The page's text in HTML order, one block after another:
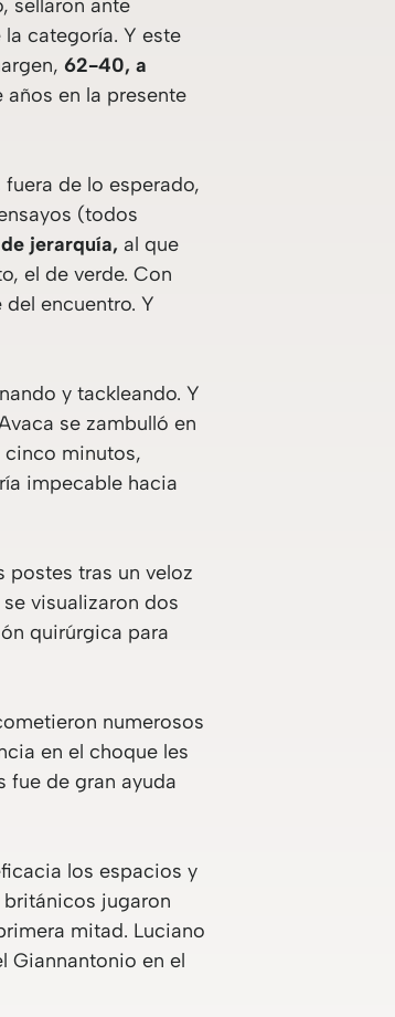
sellaron ante
categoría. Y este
62-40, a
en la presente
de lo esperado,
(todos
jerarquía, al que
el de verde. Con
encuentro. Y
y tackleando. Y
se zambulló en
cinco minutos,
impecable hacia
postes tras un veloz
visualizaron dos
quirúrgica para
numerosos
en el choque les
fue de gran ayuda
los espacios y
jugaron
mitad. Luciano
Giannantonio en el